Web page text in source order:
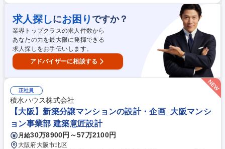
施工に関する顧客打ち合わせ/設計施工に関する工程管理/施工効果の測定
研究 ■3Dプリンタ構造物の造形作業 【今後取り組みたいこと / 期待したい
こと】■事例のない3Dプリンタコンクリート製品の設計開発■各種法令や
示方書を理解した上で新たな施工や品質確保の確立 募集職種 【土木設
計】シェア9割！国内初の建設用3Dプリンタメーカー
求人探しにお困り ですか？
業界トップクラスの求人件数から
あなたの力を最大限に発揮できる
求人探しをお手伝いします。
アドバイザーに相談する
正社員
積水ハウス株式会社
【大阪】新築分譲マンションの設計・企画_大阪マンシ
ョン事業部 建築意匠設計
月給30万8900円～57万2100円
大阪府大阪市北区